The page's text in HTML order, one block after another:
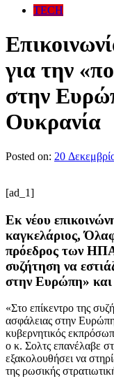
TECH
για την
στην
Ουκρανία
Posted on: 20
[ad_1]
Εκ νέου
καγκελάριος,
πρόεδρος των
συζήτηση να
στην Ευρώπη»
«Στο επίκεντρο της
ασφάλειας στην
κυβερνητικός
ο κ. Σολτς επανέλαβε
εξακολουθήσει να
της ρωσικής